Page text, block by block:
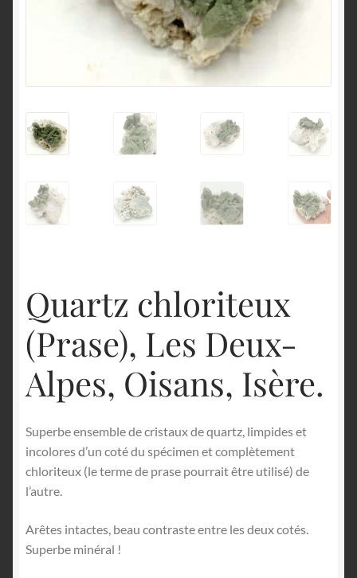
Quartz chloriteux
(Prase), Les Deux-
Alpes, Oisans, Isère.
Superbe ensemble de cristaux de quartz, limpides et
incolores d’un coté du spécimen et complètement
chloriteux (le terme de prase pourrait être utilisé) de
l’autre.
Arêtes intactes, beau contraste entre les deux cotés.
Superbe minéral !